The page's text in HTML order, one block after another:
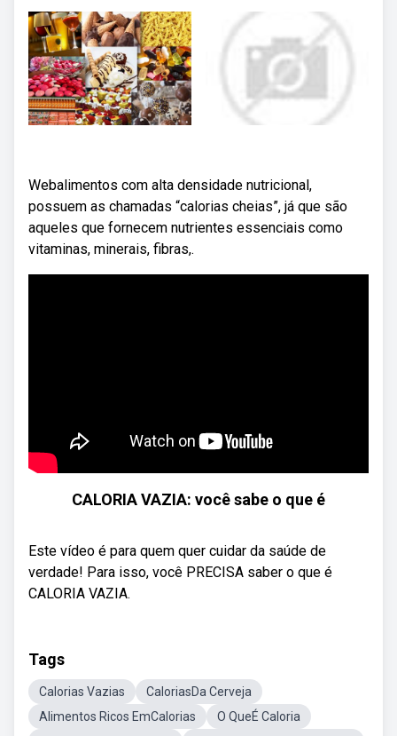
Webalimentos com alta densidade nutricional,
possuem as chamadas “calorias cheias”, já que são
aqueles que fornecem nutrientes essenciais como
vitaminas, minerais, fibras,.
CALORIA VAZIA: você sabe o que é
Este vídeo é para quem quer cuidar da saúde de
verdade! Para isso, você PRECISA saber o que é
CALORIA VAZIA.
Tags
Calorias Vazias
CaloriasDa Cerveja
Alimentos Ricos EmCalorias
O QueÉ Caloria